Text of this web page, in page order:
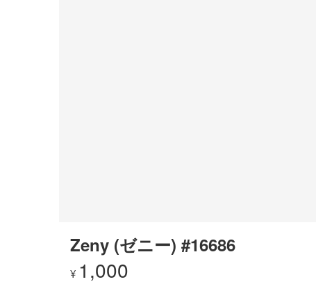
Zeny (ゼニー) #16686
¥ 1,000